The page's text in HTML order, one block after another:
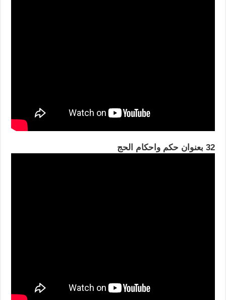
32 بعنوان حكم واحكام الحج